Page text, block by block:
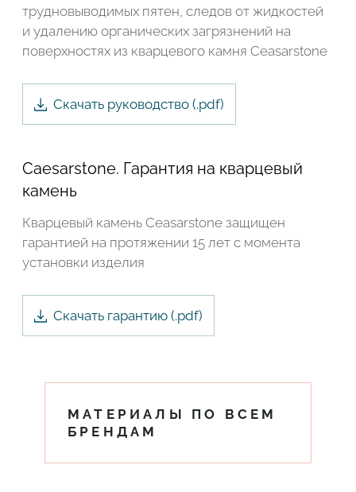
трудновыводимых пятен, следов от жидкостей
и удалению органических загрязнений на
поверхностях из кварцевого камня Ceasarstone
Скачать руководство (.pdf)
Caesarstone. Гарантия на кварцевый
камень
Кварцевый камень Ceasarstone защищен
гарантией на протяжении 15 лет с момента
установки изделия
Скачать гарантию (.pdf)
МАТЕРИАЛЫ ПО ВСЕМ
БРЕНДАМ